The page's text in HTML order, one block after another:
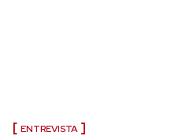
ENTREVISTA